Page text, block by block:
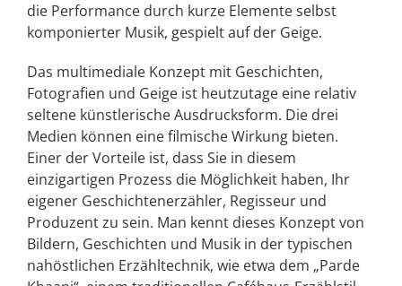
die Performance durch kurze Elemente selbst
komponierter Musik, gespielt auf der Geige.
Das multimediale Konzept mit Geschichten,
Fotografien und Geige ist heutzutage eine relativ
seltene künstlerische Ausdrucksform. Die drei
Medien können eine filmische Wirkung bieten.
Einer der Vorteile ist, dass Sie in diesem
einzigartigen Prozess die Möglichkeit haben, Ihr
eigener Geschichtenerzähler, Regisseur und
Produzent zu sein. Man kennt dieses Konzept von
Bildern, Geschichten und Musik in der typischen
nahöstlichen Erzähltechnik, wie etwa dem „Parde